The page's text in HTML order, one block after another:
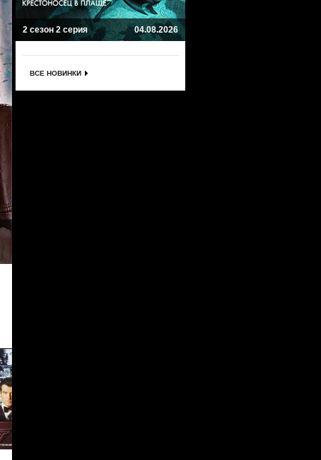
2 сезон 2 серия 04.08.2026
ВСЕ НОВИНКИ